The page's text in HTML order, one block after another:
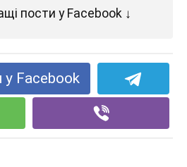
пости у Facebook ↓
у Facebook